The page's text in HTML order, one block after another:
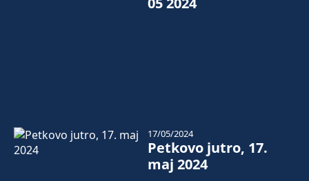
Petkovo jutro, 17.
maj 2024
17/05/2024